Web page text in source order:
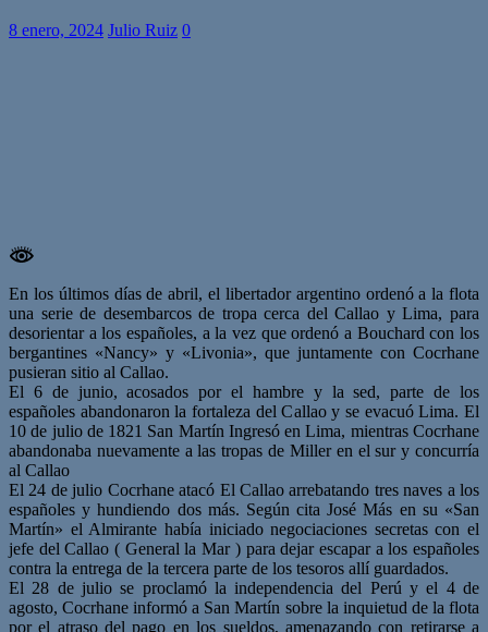
8 enero, 2024 Julio Ruiz 0
En los últimos días de abril, el libertador argentino ordenó a la flota
una serie de desembarcos de tropa cerca del Callao y Lima, para
desorientar a los españoles, a la vez que ordenó a Bouchard con los
bergantines «Nancy» y «Livonia», que juntamente con Cocrhane
pusieran sitio al Callao.
El 6 de junio, acosados por el hambre y la sed, parte de los
españoles abandonaron la fortaleza del Callao y se evacuó Lima. El
10 de julio de 1821 San Martín Ingresó en Lima, mientras Cocrhane
abandonaba nuevamente a las tropas de Miller en el sur y concurría
al Callao
El 24 de julio Cocrhane atacó El Callao arrebatando tres naves a los
españoles y hundiendo dos más. Según cita José Más en su «San
Martín» el Almirante había iniciado negociaciones secretas con el
jefe del Callao ( General la Mar ) para dejar escapar a los españoles
contra la entrega de la tercera parte de los tesoros allí guardados.
El 28 de julio se proclamó la independencia del Perú y el 4 de
agosto, Cocrhane informó a San Martín sobre la inquietud de la flota
por el atraso del pago en los sueldos, amenazando con retirarse a